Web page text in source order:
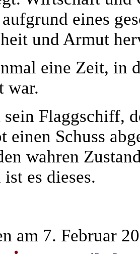
eines
und Armut
eine Zeit, in
war.
Flaggschiff,
einen Schuss
wahren
es dieses.
am 7. Februar